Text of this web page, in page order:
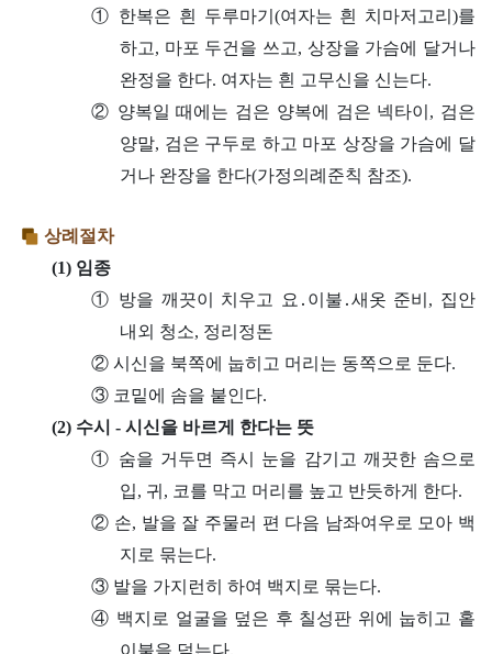
① 한복은 흰 두루마기(여자는 흰 치마저고리)를
하고, 마포 두건을 쓰고, 상장을 가슴에 달거나
완정을 한다. 여자는 흰 고무신을 신는다.
② 양복일 때에는 검은 양복에 검은 넥타이, 검은
양말, 검은 구두로 하고 마포 상장을 가슴에 달
거나 완장을 한다(가정의례준칙 참조).
상례절차
(1) 임종
① 방을 깨끗이 치우고 요․이불․새옷 준비, 집안
내외 청소, 정리정돈
② 시신을 북쪽에 눕히고 머리는 동쪽으로 둔다.
③ 코밑에 솜을 붙인다.
(2) 수시 - 시신을 바르게 한다는 뜻
① 숨을 거두면 즉시 눈을 감기고 깨끗한 솜으로
입, 귀, 코를 막고 머리를 높고 반듯하게 한다.
② 손, 발을 잘 주물러 편 다음 남좌여우로 모아 백
지로 묶는다.
③ 발을 가지런히 하여 백지로 묶는다.
④ 백지로 얼굴을 덮은 후 칠성판 위에 눕히고 홑
이불을 덮는다.